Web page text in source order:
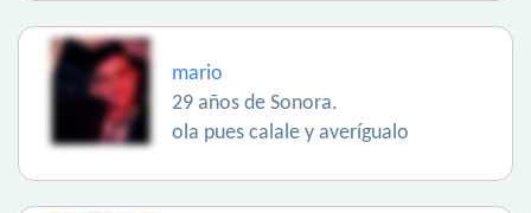
mario
29 años de Sonora.
ola pues calale y averígualo